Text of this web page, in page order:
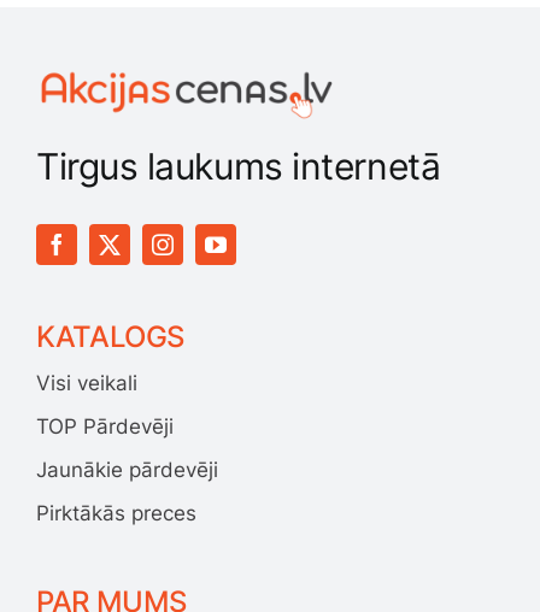
Tirgus laukums internetā
KATALOGS
Visi veikali
TOP Pārdevēji
Jaunākie pārdevēji
Pirktākās preces
PAR MUMS